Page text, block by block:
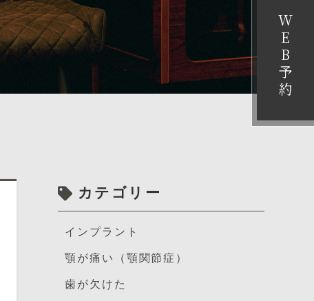
W
E
B
予
約
カテゴリー
インプラント
顎が痛い（顎関節症）
歯が欠けた